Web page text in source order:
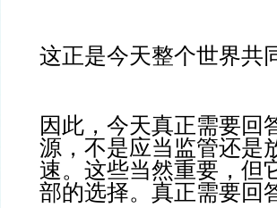
这正是今天整个世界共
因此，今天真正需要回
源，不是应当监管还是
速。这些当然重要，但
部的选择。真正需要回